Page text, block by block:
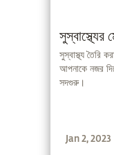
সুস্বাস্থ্যের
সুস্বাস্থ্য তৈরি
আপনাকে নজর
সদগুরু।
Jan 2, 2023